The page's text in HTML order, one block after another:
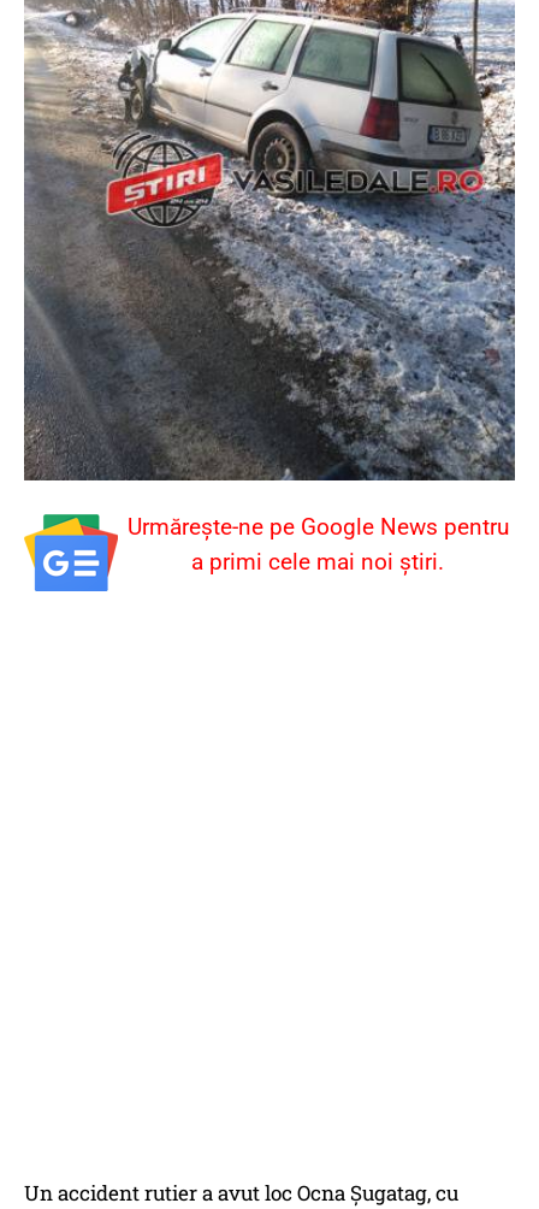
Urmărește-ne pe Google News pentru
a primi cele mai noi știri.
Un accident rutier a avut loc Ocna Şugatag, cu